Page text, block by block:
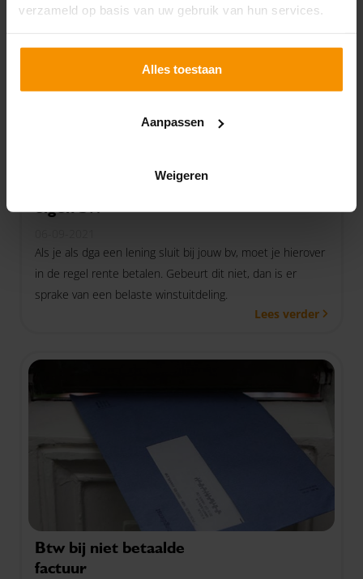
verzameld op basis van uw gebruik van hun services.
Alles toestaan
Aanpassen
Weigeren
Rente en lening bij de
eigen bv?
Als je als dga een lening sluit bij jouw bv, moet je hierover
in de regel rente betalen. Gebeurt dit niet, dan is er
sprake van een belaste winstuitdeling.
Lees verder
Btw bij niet betaalde
factuur